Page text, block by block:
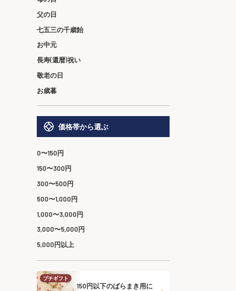
父の日
七五三の千歳飴
お中元
長寿(還暦)祝い
敬老の日
お歳暮
価格帯から選ぶ
0〜150円
150〜300円
300〜500円
500〜1,000円
1,000〜3,000円
3,000〜5,000円
5,000円以上
プチギフト
150円以下のばらまき用に